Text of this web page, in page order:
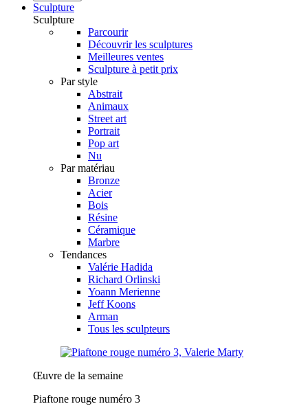
Sculpture
Sculpture
Parcourir
Découvrir les sculptures
Meilleures ventes
Sculpture à petit prix
Par style
Abstrait
Animaux
Street art
Portrait
Pop art
Nu
Par matériau
Bronze
Acier
Bois
Résine
Céramique
Marbre
Tendances
Valérie Hadida
Richard Orlinski
Yoann Merienne
Jeff Koons
Arman
Tous les sculpteurs
Œuvre de la semaine
Piaftone rouge numéro 3